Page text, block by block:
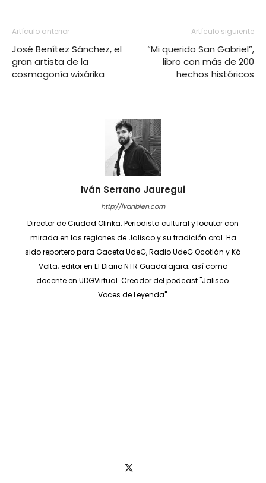
Artículo anterior
José Benítez Sánchez, el
gran artista de la
cosmogonía wixárika
Artículo siguiente
“Mi querido San Gabriel”,
libro con más de 200
hechos históricos
Iván Serrano Jauregui
http://ivanbien.com
Director de Ciudad Olinka. Periodista cultural y locutor con
mirada en las regiones de Jalisco y su tradición oral. Ha
sido reportero para Gaceta UdeG, Radio UdeG Ocotlán y Kä
Volta; editor en El Diario NTR Guadalajara; así como
docente en UDGVirtual. Creador del podcast "Jalisco.
Voces de Leyenda".